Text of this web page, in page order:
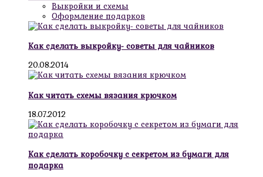
Выкройки и схемы
Оформление подарков
Как сделать выкройку- советы для чайников
20.08.2014
Как читать схемы вязания крючком
18.07.2012
Как сделать коробочку с секретом из бумаги для
подарка